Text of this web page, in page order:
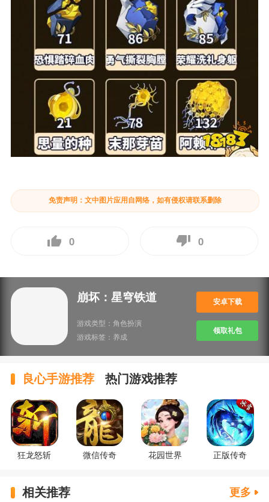
免责声明：文中图片应用自网络，如有侵权请联系删除
0 0
崩坏：星穹铁道
游戏类型： 角色扮演
游戏标签： 养成
安卓下载
领取礼包
良心手游推荐 热门游戏推荐
狂龙怒斩 微信传奇 花园世界 正版传奇
相关推荐 更多